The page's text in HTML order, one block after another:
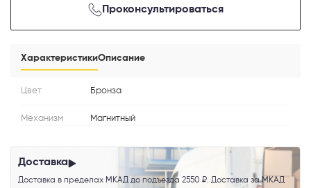
Проконсультироваться
ХарактеристикиОписание
Цвет Бронза
Механизм Магнитный
Доставка
Доставка в пределах МКАД до подъезда 2550 ₽. Доставка за МКАД
Перезвонить